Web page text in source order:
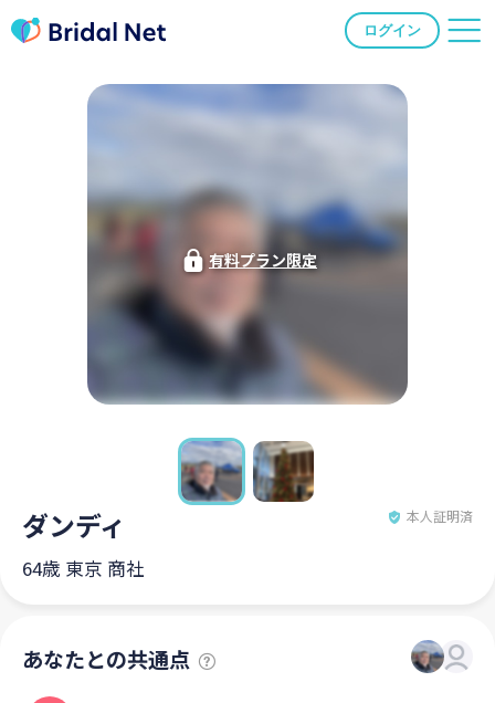
ログイン
有料プラン限定
ダンディ 本人証明済
64歳 東京 商社
あなたとの共通点